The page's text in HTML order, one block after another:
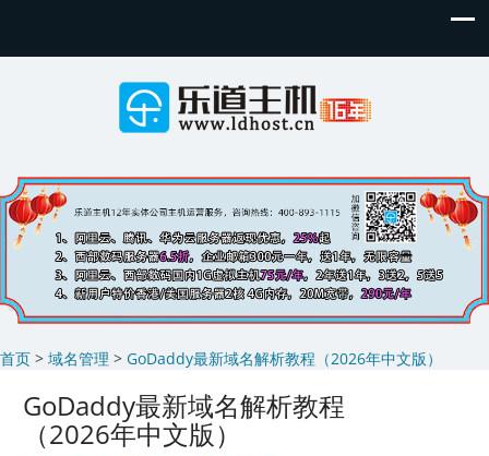
首页 > 域名管理 > GoDaddy最新域名解析教程（2026年中文版）
GoDaddy最新域名解析教程
（2026年中文版）